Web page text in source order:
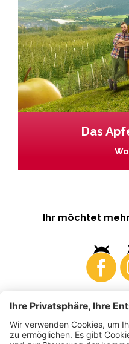
Das
Ihr möchtet
Business